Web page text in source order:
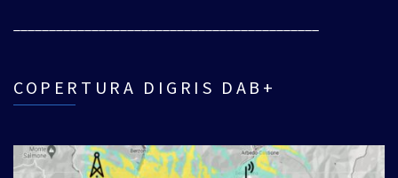
COPERTURA DIGRIS DAB+